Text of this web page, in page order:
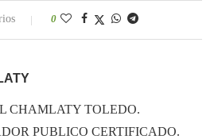
0
CHAMLATY TOLEDO.
PUBLICO CERTIFICADO.